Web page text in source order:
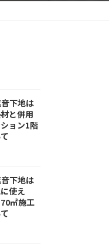
下地は
と併用
ョン1階
下地は
使え
㎡施工